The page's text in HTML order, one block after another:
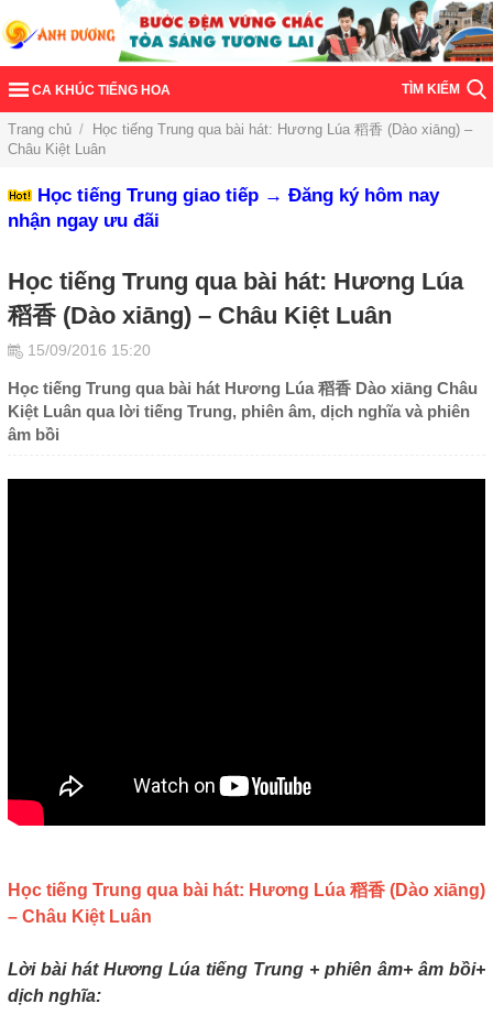
CA KHÚC TIẾNG HOA TÌM KIẾM
Trang chủ /
Học tiếng Trung qua bài hát: Hương Lúa 稻香 (Dào xiāng) –
Châu Kiệt Luân
Học tiếng Trung giao tiếp → Đăng ký hôm nay
nhận ngay ưu đãi
Học tiếng Trung qua bài hát: Hương Lúa
稻香 (Dào xiāng) – Châu Kiệt Luân
15/09/2016 15:20
Học tiếng Trung qua bài hát Hương Lúa 稻香 Dào xiāng Châu
Kiệt Luân qua lời tiếng Trung, phiên âm, dịch nghĩa và phiên
âm bồi
Học tiếng Trung qua bài hát: Hương Lúa 稻香 (Dào xiāng)
– Châu Kiệt Luân
Lời bài hát Hương Lúa tiếng Trung + phiên âm+ âm bồi+
dịch nghĩa: